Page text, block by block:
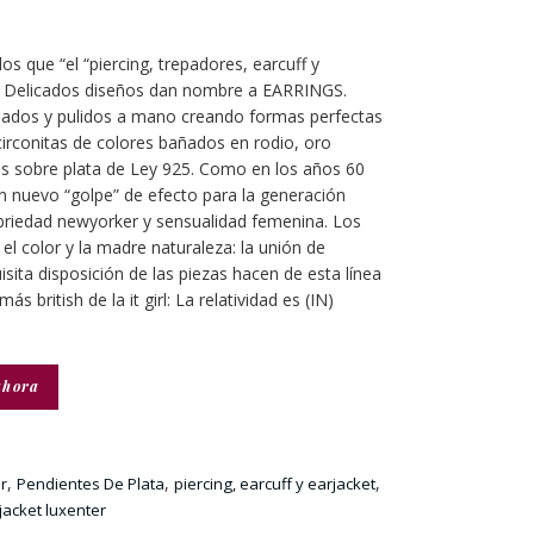
que “el “piercing, trepadores, earcuff y
diseños dan nombre a EARRINGS.
y pulidos a mano creando formas perfectas
de colores bañados en rodio, oro
sobre plata de Ley 925. Como en los años 60
“golpe” de efecto para la generación
newyorker y sensualidad femenina. Los
color y la madre naturaleza: la unión de
disposición de las piezas hacen de esta línea
british de la it girl: La relatividad es (IN)
, Pendientes De Plata, piercing, earcuff y earjacket,
luxenter